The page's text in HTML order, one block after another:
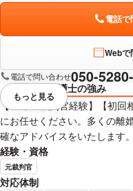
電話で
Webで
電話で問い合わせ050-
弁護士の強み
【38年の裁判官経験】【初回
にお任せください。多くの離
確なアドバイスをいたします。
経験・資格
元裁判官
対応体制
視覚的に省略されている
もっと見る